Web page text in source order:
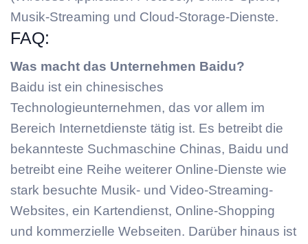
Musik-Streaming und Cloud-Storage-Dienste.
FAQ:
Was macht das Unternehmen Baidu?
Baidu ist ein chinesisches
Technologieunternehmen, das vor allem im
Bereich Internetdienste tätig ist. Es betreibt die
bekannteste Suchmaschine Chinas, Baidu und
betreibt eine Reihe weiterer Online-Dienste wie
stark besuchte Musik- und Video-Streaming-
Websites, ein Kartendienst, Online-Shopping
und kommerzielle Webseiten. Darüber hinaus ist